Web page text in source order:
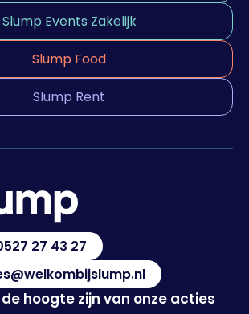
Slump Events Zakelijk
Slump Food
Slump Rent
27 43 27
hoogte zijn van onze acties